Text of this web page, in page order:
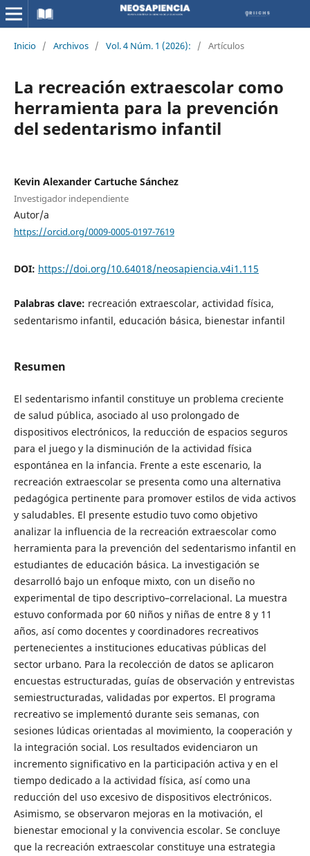
Inicio / Archivos / Vol. 4 Núm. 1 (2026): / Artículos
La recreación extraescolar como
herramienta para la prevención
del sedentarismo infantil
Kevin Alexander Cartuche Sánchez
Investigador independiente
Autor/a
https://orcid.org/0009-0005-0197-7619
DOI: https://doi.org/10.64018/neosapiencia.v4i1.115
Palabras clave: recreación extraescolar, actividad física,
sedentarismo infantil, educación básica, bienestar infantil
Resumen
El sedentarismo infantil constituye un problema creciente
de salud pública, asociado al uso prolongado de
dispositivos electrónicos, la reducción de espacios seguros
para el juego y la disminución de la actividad física
espontánea en la infancia. Frente a este escenario, la
recreación extraescolar se presenta como una alternativa
pedagógica pertinente para promover estilos de vida activos
y saludables. El presente estudio tuvo como objetivo
analizar la influencia de la recreación extraescolar como
herramienta para la prevención del sedentarismo infantil en
estudiantes de educación básica. La investigación se
desarrolló bajo un enfoque mixto, con un diseño no
experimental de tipo descriptivo–correlacional. La muestra
estuvo conformada por 60 niños y niñas de entre 8 y 11
años, así como docentes y coordinadores recreativos
pertenecientes a instituciones educativas públicas del
sector urbano. Para la recolección de datos se aplicaron
encuestas estructuradas, guías de observación y entrevistas
semiestructuradas, validadas por expertos. El programa
recreativo se implementó durante seis semanas, con
sesiones lúdicas orientadas al movimiento, la cooperación y
la integración social. Los resultados evidenciaron un
incremento significativo en la participación activa y en el
tiempo dedicado a la actividad física, así como una
reducción del uso excesivo de dispositivos electrónicos.
Asimismo, se observaron mejoras en la motivación, el
bienestar emocional y la convivencia escolar. Se concluye
que la recreación extraescolar constituye una estrategia